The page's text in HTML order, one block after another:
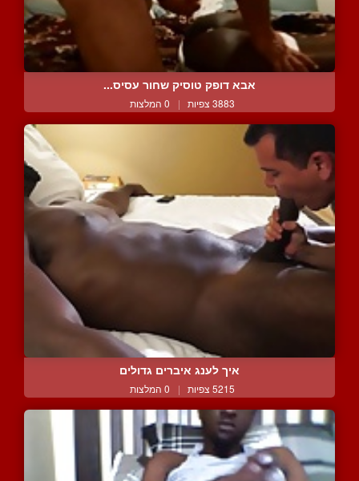
אבא דופק טוסיק שחור עסיס...
3883 צפיות | 0 המלצות
איך לענג איברים גדולים
5215 צפיות | 0 המלצות